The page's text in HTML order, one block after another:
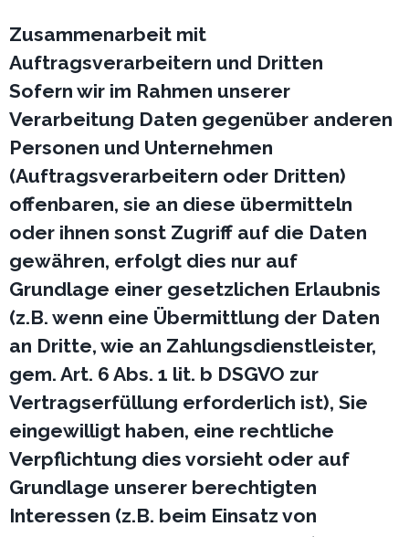
Zusammenarbeit mit
Auftragsverarbeitern und Dritten
Sofern wir im Rahmen unserer
Verarbeitung Daten gegenüber anderen
Personen und Unternehmen
(Auftragsverarbeitern oder Dritten)
offenbaren, sie an diese übermitteln
oder ihnen sonst Zugriff auf die Daten
gewähren, erfolgt dies nur auf
Grundlage einer gesetzlichen Erlaubnis
(z.B. wenn eine Übermittlung der Daten
an Dritte, wie an Zahlungsdienstleister,
gem. Art. 6 Abs. 1 lit. b DSGVO zur
Vertragserfüllung erforderlich ist), Sie
eingewilligt haben, eine rechtliche
Verpflichtung dies vorsieht oder auf
Grundlage unserer berechtigten
Interessen (z.B. beim Einsatz von